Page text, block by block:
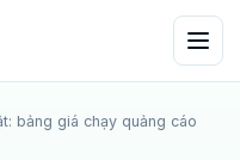
bảng giá chạy quảng cáo